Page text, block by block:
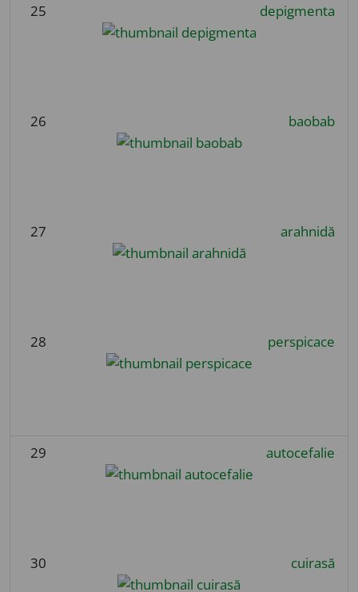
25 depigmenta
26 baobab
27 arahnidă
28 perspicace
29 autocefalie
30 cuirasă